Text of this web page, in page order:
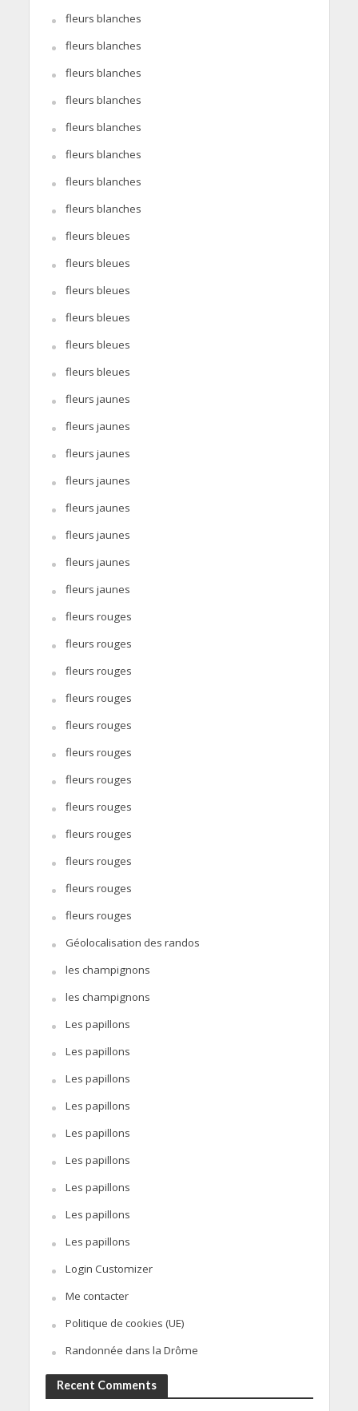
fleurs blanches
fleurs blanches
fleurs blanches
fleurs blanches
fleurs blanches
fleurs blanches
fleurs blanches
fleurs blanches
fleurs bleues
fleurs bleues
fleurs bleues
fleurs bleues
fleurs bleues
fleurs bleues
fleurs jaunes
fleurs jaunes
fleurs jaunes
fleurs jaunes
fleurs jaunes
fleurs jaunes
fleurs jaunes
fleurs jaunes
fleurs rouges
fleurs rouges
fleurs rouges
fleurs rouges
fleurs rouges
fleurs rouges
fleurs rouges
fleurs rouges
fleurs rouges
fleurs rouges
fleurs rouges
fleurs rouges
Géolocalisation des randos
les champignons
les champignons
Les papillons
Les papillons
Les papillons
Les papillons
Les papillons
Les papillons
Les papillons
Les papillons
Les papillons
Login Customizer
Me contacter
Politique de cookies (UE)
Randonnée dans la Drôme
Recent Comments